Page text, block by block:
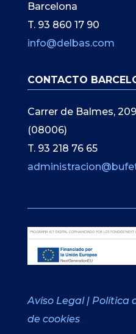
Barcelona
T. 93 860 17 90
info@delbas.com
CONTACTO
Carrer de Balmes,
(08006)
T. 93 218 76 65
Aviso Legal | Política
de cookies